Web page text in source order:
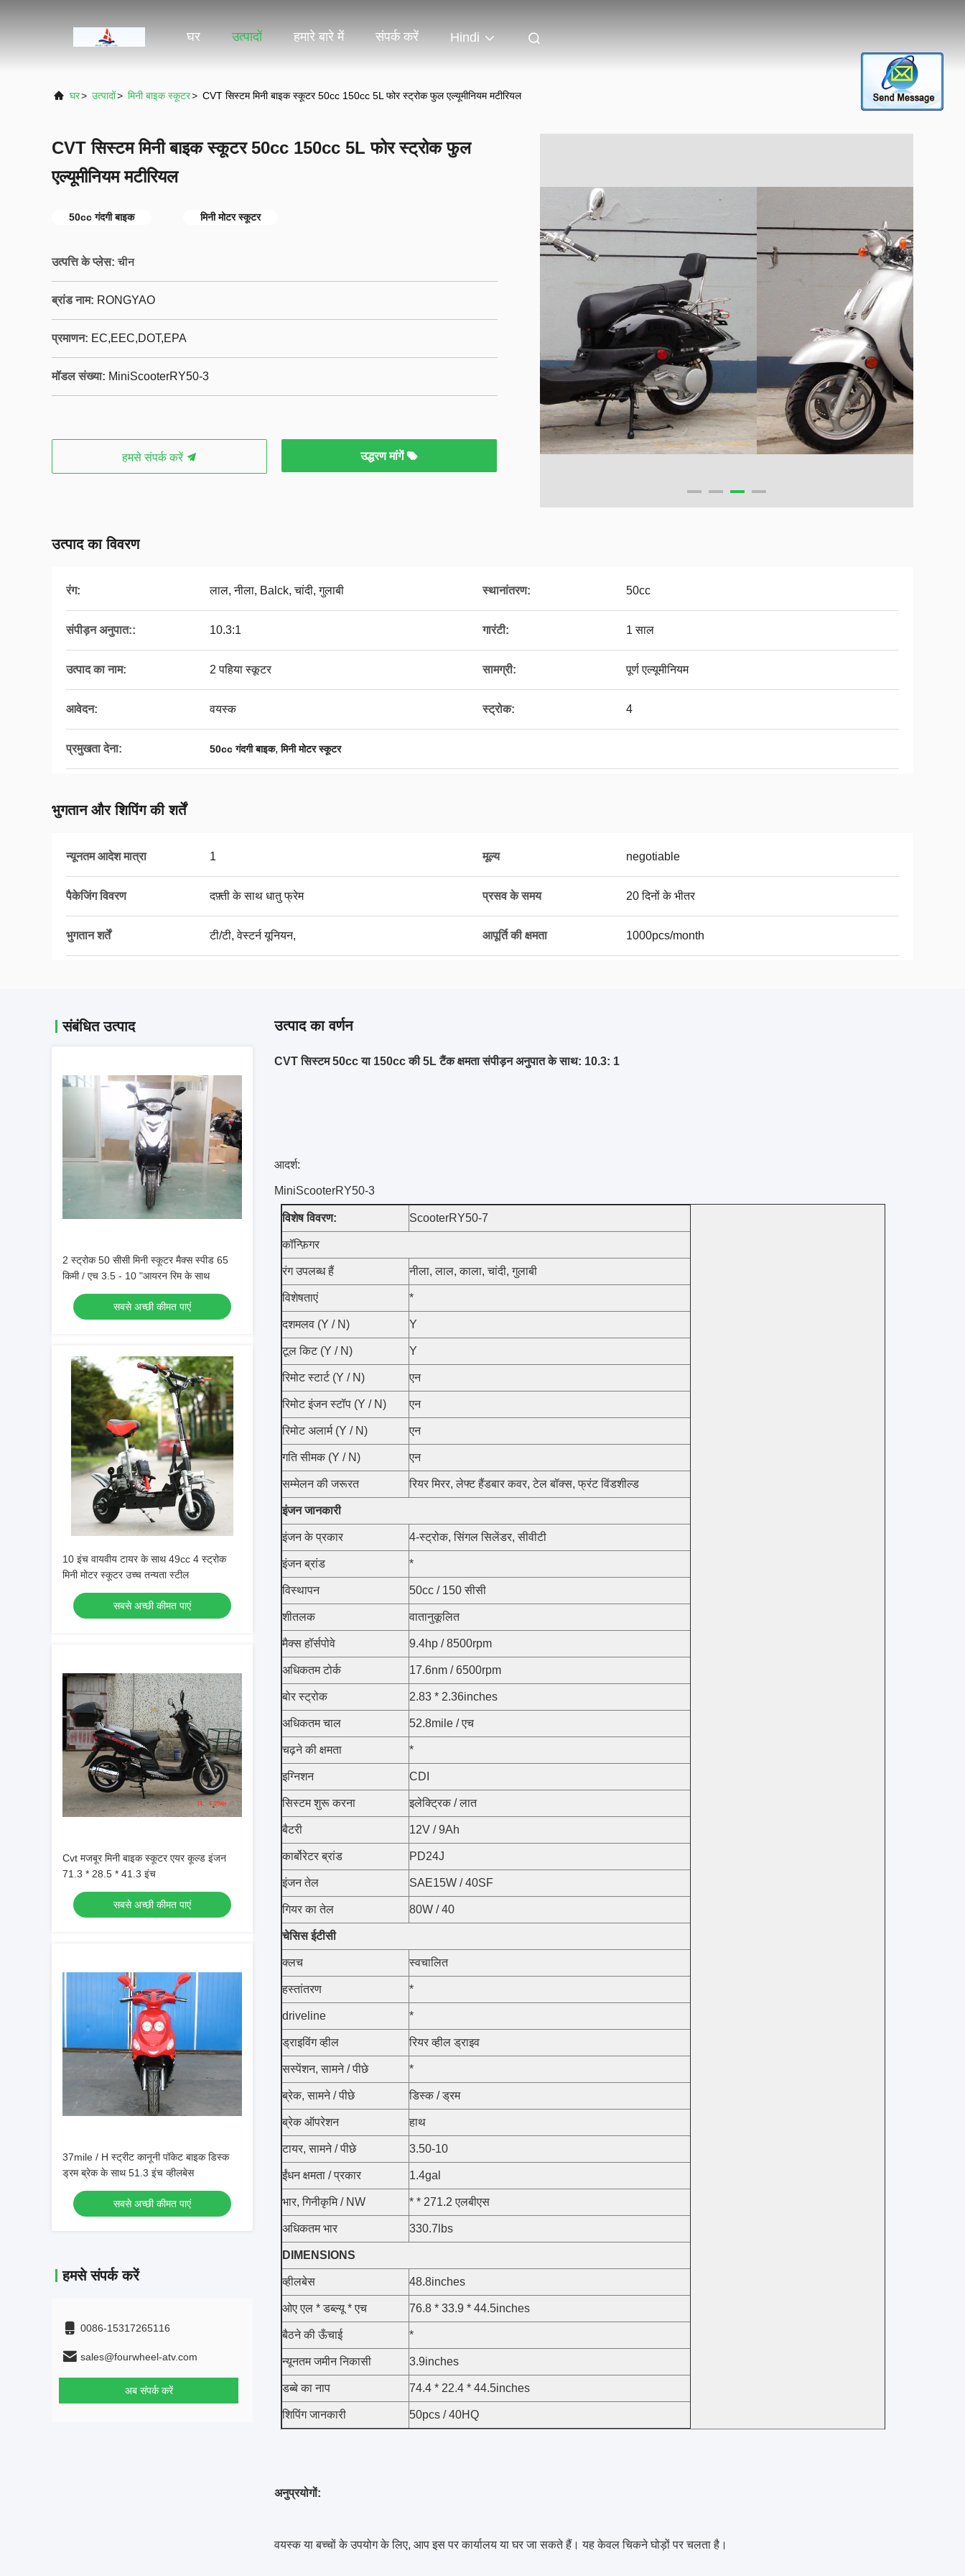
घर उत्पादों हमारे बारे में संपर्क करें Hindi
घर> उत्पादों> मिनी बाइक स्कूटर> CVT सिस्टम मिनी बाइक स्कूटर 50cc 150cc 5L फोर स्ट्रोक फुल एल्यूमीनियम मटीरियल
CVT सिस्टम मिनी बाइक स्कूटर 50cc 150cc 5L फोर स्ट्रोक फुल
एल्यूमीनियम मटीरियल
50cc गंदगी बाइक मिनी मोटर स्कूटर
उत्पत्ति के प्लेस: चीन
ब्रांड नाम: RONGYAO
प्रमाणन: EC,EEC,DOT,EPA
मॉडल संख्या: MiniScooterRY50-3
हमसे संपर्क करें उद्धरण मांगें
उत्पाद का विवरण
रंग: लाल, नीला, Balck, चांदी, गुलाबी स्थानांतरण: 50cc
संपीड़न अनुपात:: 10.3:1 गारंटी: 1 साल
उत्पाद का नाम: 2 पहिया स्कूटर सामग्री: पूर्ण एल्यूमीनियम
आवेदन: वयस्क स्ट्रोक: 4
प्रमुखता देना: 50cc गंदगी बाइक,मिनी मोटर स्कूटर
भुगतान और शिपिंग की शर्तें
न्यूनतम आदेश मात्रा 1 मूल्य negotiable
पैकेजिंग विवरण दफ़्ती के साथ धातु फ्रेम प्रसव के समय 20 दिनों के भीतर
भुगतान शर्तें टी/टी, वेस्टर्न यूनियन, आपूर्ति की क्षमता 1000pcs/month
संबंधित उत्पाद
2 स्ट्रोक 50 सीसी मिनी स्कूटर मैक्स स्पीड 65
किमी / एच 3.5 - 10 "आयरन रिम के साथ
सबसे अच्छी कीमत पाएं
10 इंच वायवीय टायर के साथ 49cc 4 स्ट्रोक
मिनी मोटर स्कूटर उच्च तन्यता स्टील
सबसे अच्छी कीमत पाएं
Cvt मजबूर मिनी बाइक स्कूटर एयर कूल्ड इंजन
71.3 * 28.5 * 41.3 इंच
सबसे अच्छी कीमत पाएं
37mile / H स्ट्रीट कानूनी पॉकेट बाइक डिस्क
ड्रम ब्रेक के साथ 51.3 इंच व्हीलबेस
सबसे अच्छी कीमत पाएं
हमसे संपर्क करें
0086-15317265116
sales@fourwheel-atv.com
अब संपर्क करें
उत्पाद का वर्णन
CVT सिस्टम 50cc या 150cc की 5L टैंक क्षमता संपीड़न अनुपात के साथ: 10.3: 1
आदर्श:
MiniScooterRY50-3
विशेष विवरण: ScooterRY50-7
कॉन्फ़िगर
रंग उपलब्ध हैं नीला, लाल, काला, चांदी, गुलाबी
विशेषताएं *
दशमलव (Y / N) Y
टूल किट (Y / N) Y
रिमोट स्टार्ट (Y / N) एन
रिमोट इंजन स्टॉप (Y / N) एन
रिमोट अलार्म (Y / N) एन
गति सीमक (Y / N) एन
सम्मेलन की जरूरत रियर मिरर, लेफ्ट हैंडबार कवर, टेल बॉक्स, फ्रंट विंडशील्ड
इंजन जानकारी
इंजन के प्रकार 4-स्ट्रोक, सिंगल सिलेंडर, सीवीटी
इंजन ब्रांड *
विस्थापन 50cc / 150 सीसी
शीतलक वातानुकूलित
मैक्स हॉर्सपोवे 9.4hp / 8500rpm
अधिकतम टोर्क 17.6nm / 6500rpm
बोर स्ट्रोक 2.83 * 2.36inches
अधिकतम चाल 52.8mile / एच
चढ़ने की क्षमता *
इग्निशन CDI
सिस्टम शुरू करना इलेक्ट्रिक / लात
बैटरी 12V / 9Ah
कार्बोरेटर ब्रांड PD24J
इंजन तेल SAE15W / 40SF
गियर का तेल 80W / 40
चेसिस ईटीसी
क्लच स्वचालित
हस्तांतरण *
driveline *
ड्राइविंग व्हील रियर व्हील ड्राइव
सस्पेंशन, सामने / पीछे *
ब्रेक, सामने / पीछे डिस्क / ड्रम
ब्रेक ऑपरेशन हाथ
टायर, सामने / पीछे 3.50-10
ईंधन क्षमता / प्रकार 1.4gal
भार, गिनीकृमि / NW * * 271.2 एलबीएस
अधिकतम भार 330.7lbs
DIMENSIONS
व्हीलबेस 48.8inches
ओए एल * डब्ल्यू * एच 76.8 * 33.9 * 44.5inches
बैठने की ऊँचाई *
न्यूनतम जमीन निकासी 3.9inches
डब्बे का नाप 74.4 * 22.4 * 44.5inches
शिपिंग जानकारी 50pcs / 40HQ
अनुप्रयोगों:
वयस्क या बच्चों के उपयोग के लिए, आप इस पर कार्यालय या घर जा सकते हैं। यह केवल चिकने घोड़ों पर चलता है।